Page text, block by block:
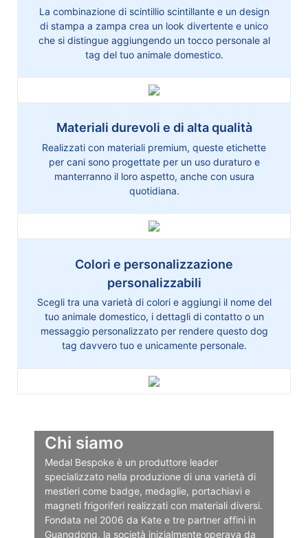
La combinazione di scintillio scintillante e un design
di stampa a zampa crea un look divertente e unico
che si distingue aggiungendo un tocco personale al
tag del tuo animale domestico.
Materiali durevoli e di alta qualità
Realizzati con materiali premium, queste etichette
per cani sono progettate per un uso duraturo e
manterranno il loro aspetto, anche con usura
quotidiana.
Colori e personalizzazione
personalizzabili
Scegli tra una varietà di colori e aggiungi il nome del
tuo animale domestico, i dettagli di contatto o un
messaggio personalizzato per rendere questo dog
tag davvero tuo e unicamente personale.
Chi siamo
Medal Bespoke è un produttore leader
specializzato nella produzione di una varietà di
mestieri come badge, medaglie, portachiavi e
magneti frigoriferi realizzati con materiali diversi.
Fondata nel 2006 da Kate e tre partner affini in
Guangdong, la società inizialmente operava da